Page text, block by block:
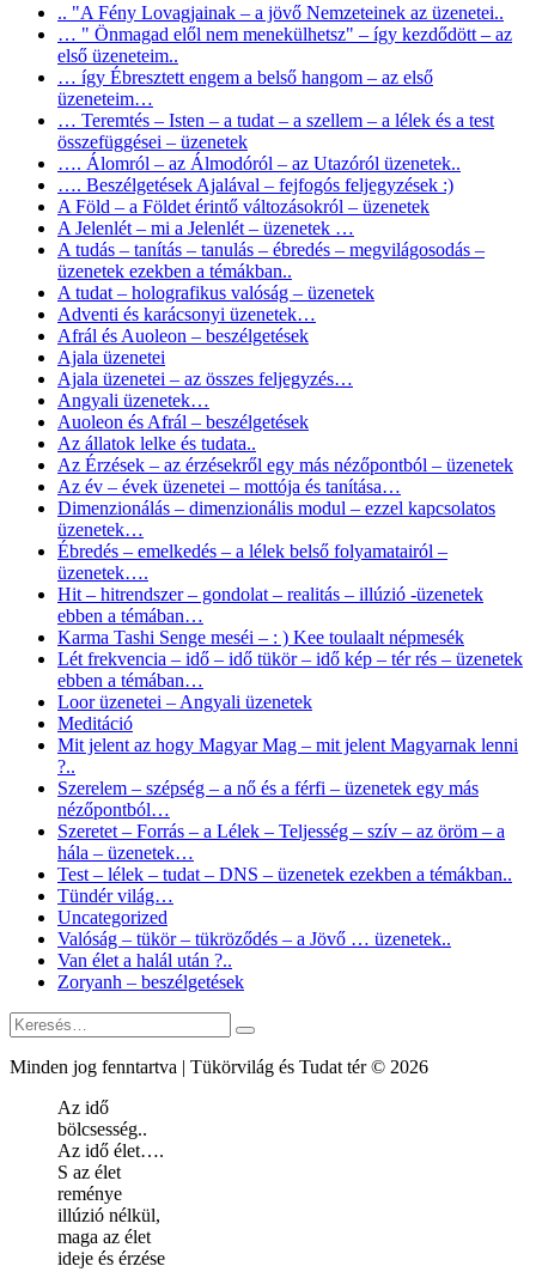
.. "A Fény Lovagjainak – a jövő Nemzeteinek az üzenetei..
… " Önmagad elől nem menekülhetsz" – így kezdődött – az
első üzeneteim..
… így Ébresztett engem a belső hangom – az első
üzeneteim…
… Teremtés – Isten – a tudat – a szellem – a lélek és a test
összefüggései – üzenetek
…. Álomról – az Álmodóról – az Utazóról üzenetek..
…. Beszélgetések Ajalával – fejfogós feljegyzések :)
A Föld – a Földet érintő változásokról – üzenetek
A Jelenlét – mi a Jelenlét – üzenetek …
A tudás – tanítás – tanulás – ébredés – megvilágosodás –
üzenetek ezekben a témákban..
A tudat – holografikus valóság – üzenetek
Adventi és karácsonyi üzenetek…
Afrál és Auoleon – beszélgetések
Ajala üzenetei
Ajala üzenetei – az összes feljegyzés…
Angyali üzenetek…
Auoleon és Afrál – beszélgetések
Az állatok lelke és tudata..
Az Érzések – az érzésekről egy más nézőpontból – üzenetek
Az év – évek üzenetei – mottója és tanítása…
Dimenzionálás – dimenzionális modul – ezzel kapcsolatos
üzenetek…
Ébredés – emelkedés – a lélek belső folyamatairól –
üzenetek….
Hit – hitrendszer – gondolat – realitás – illúzió -üzenetek
ebben a témában…
Karma Tashi Senge meséi – : ) Kee toulaalt népmesék
Lét frekvencia – idő – idő tükör – idő kép – tér rés – üzenetek
ebben a témában…
Loor üzenetei – Angyali üzenetek
Meditáció
Mit jelent az hogy Magyar Mag – mit jelent Magyarnak lenni
?..
Szerelem – szépség – a nő és a férfi – üzenetek egy más
nézőpontból…
Szeretet – Forrás – a Lélek – Teljesség – szív – az öröm – a
hála – üzenetek…
Test – lélek – tudat – DNS – üzenetek ezekben a témákban..
Tündér világ…
Uncategorized
Valóság – tükör – tükröződés – a Jövő … üzenetek..
Van élet a halál után ?..
Zoryanh – beszélgetések
Keresés:
Keresés
Minden jog fenntartva | Tükörvilág és Tudat tér © 2026
Az idő
bölcsesség..
Az idő élet….
S az élet
reménye
illúzió nélkül,
maga az élet
ideje és érzése